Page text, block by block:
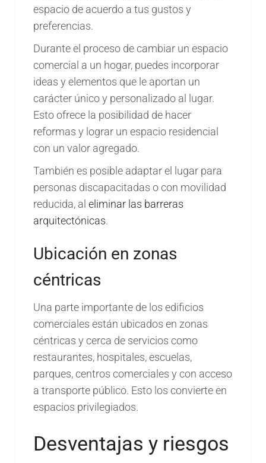
espacio de acuerdo a tus gustos y
preferencias.
Durante el proceso de cambiar un espacio
comercial a un hogar, puedes incorporar
ideas y elementos que le aportan un
carácter único y personalizado al lugar.
Esto ofrece la posibilidad de hacer
reformas y lograr un espacio residencial
con un valor agregado.
También es posible adaptar el lugar para
personas discapacitadas o con movilidad
reducida, al eliminar las barreras
arquitectónicas.
Ubicación en zonas
céntricas
Una parte importante de los edificios
comerciales están ubicados en zonas
céntricas y cerca de servicios como
restaurantes, hospitales, escuelas,
parques, centros comerciales y con acceso
a transporte público. Esto los convierte en
espacios privilegiados.
Desventajas y riesgos